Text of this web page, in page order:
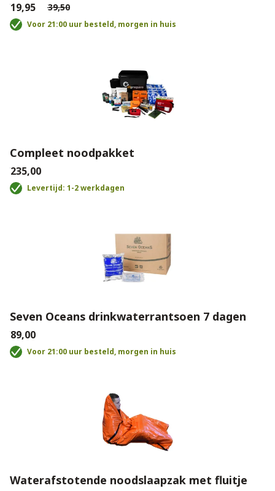
€19,95 €39,50
Voor 21:00 uur besteld, morgen in huis
Compleet noodpakket
€235,00
Levertijd: 1-2 werkdagen
Seven Oceans drinkwaterrantsoen 7 dagen
€89,00
Voor 21:00 uur besteld, morgen in huis
Waterafstotende noodslaapzak met fluitje